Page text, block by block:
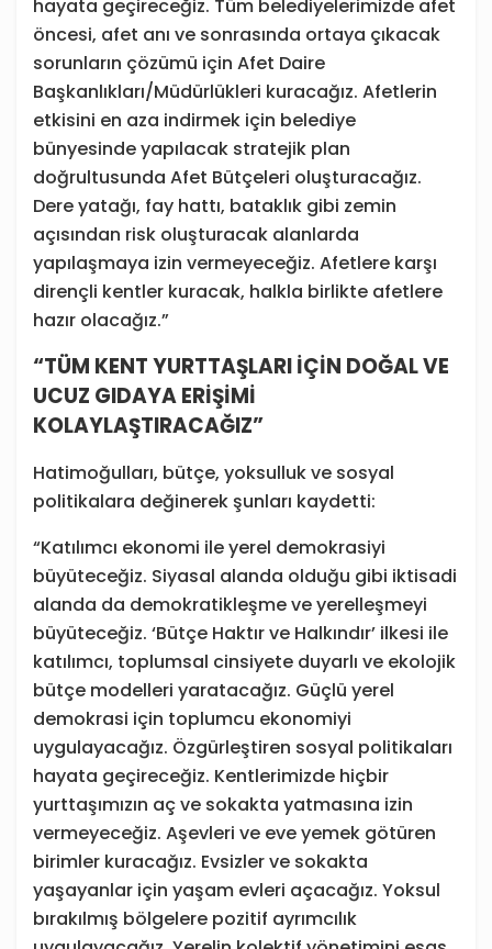
hayata geçireceğiz. Tüm belediyelerimizde afet
öncesi, afet anı ve sonrasında ortaya çıkacak
sorunların çözümü için Afet Daire
Başkanlıkları/Müdürlükleri kuracağız. Afetlerin
etkisini en aza indirmek için belediye
bünyesinde yapılacak stratejik plan
doğrultusunda Afet Bütçeleri oluşturacağız.
Dere yatağı, fay hattı, bataklık gibi zemin
açısından risk oluşturacak alanlarda
yapılaşmaya izin vermeyeceğiz. Afetlere karşı
dirençli kentler kuracak, halkla birlikte afetlere
hazır olacağız.”
“TÜM KENT YURTTAŞLARI İÇİN DOĞAL VE
UCUZ GIDAYA ERİŞİMİ
KOLAYLAŞTIRACAĞIZ”
Hatimoğulları, bütçe, yoksulluk ve sosyal
politikalara değinerek şunları kaydetti:
“Katılımcı ekonomi ile yerel demokrasiyi
büyüteceğiz. Siyasal alanda olduğu gibi iktisadi
alanda da demokratikleşme ve yerelleşmeyi
büyüteceğiz. ‘Bütçe Haktır ve Halkındır’ ilkesi ile
katılımcı, toplumsal cinsiyete duyarlı ve ekolojik
bütçe modelleri yaratacağız. Güçlü yerel
demokrasi için toplumcu ekonomiyi
uygulayacağız. Özgürleştiren sosyal politikaları
hayata geçireceğiz. Kentlerimizde hiçbir
yurttaşımızın aç ve sokakta yatmasına izin
vermeyeceğiz. Aşevleri ve eve yemek götüren
birimler kuracağız. Evsizler ve sokakta
yaşayanlar için yaşam evleri açacağız. Yoksul
bırakılmış bölgelere pozitif ayrımcılık